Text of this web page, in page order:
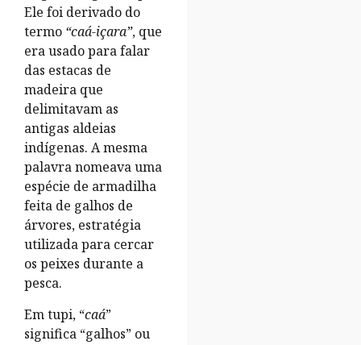
Ele foi derivado do
termo “caá-içara”, que
era usado para falar
das estacas de
madeira que
delimitavam as
antigas aldeias
indígenas. A mesma
palavra nomeava uma
espécie de armadilha
feita de galhos de
árvores, estratégia
utilizada para cercar
os peixes durante a
pesca.
Em tupi, “caá”
significa “galhos” ou